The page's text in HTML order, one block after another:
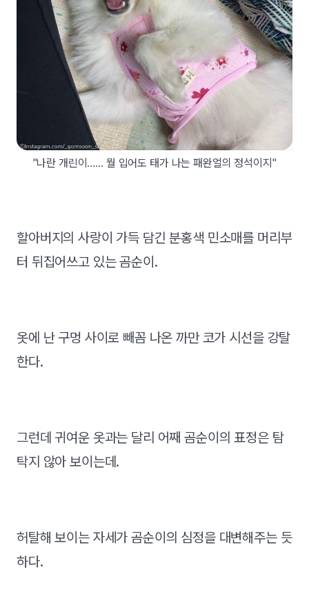
"나란 개린이…… 뭘 입어도 태가 나는 패완얼의 정석이지"
할아버지의 사랑이 가득 담긴 분홍색 민소매를 머리부
터 뒤집어쓰고 있는 곰순이.
옷에 난 구멍 사이로 빼꼼 나온 까만 코가 시선을 강탈
한다.
그런데 귀여운 옷과는 달리 어째 곰순이의 표정은 탐
탁지 않아 보이는데.
허탈해 보이는 자세가 곰순이의 심정을 대변해주는 듯
하다.